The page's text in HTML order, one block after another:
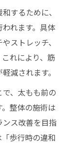
するために、
れます。具体
ストレッチ、
れにより、筋
減されます。
、太もも前の
整体の施術は
ス改善を目指
歩行時の違和